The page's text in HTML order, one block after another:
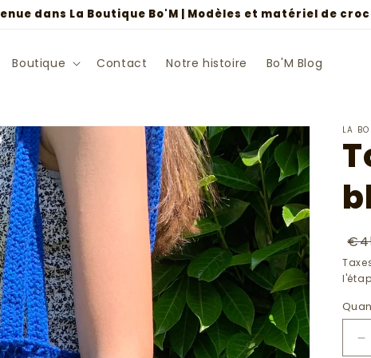
dans La Boutique Bo'M | Modèles et matériel de
Boutique Contact Notre histoire Bo'M Blog
LA